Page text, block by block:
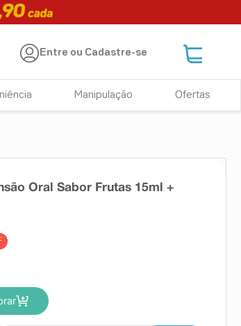
Entre ou Cadastre-se
Manipulação Ofertas
Oral Sabor Frutas 15ml +